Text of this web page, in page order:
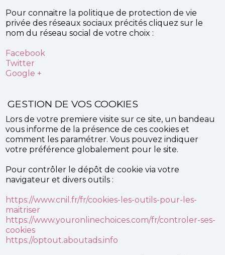
Pour connaitre la politique de protection de vie
privée des réseaux sociaux précités cliquez sur le
nom du réseau social de votre choix :
Facebook
Twitter
Google +
GESTION DE VOS COOKIES
Lors de votre premiere visite sur ce site, un bandeau
vous informe de la présence de ces cookies et
comment les paramétrer. Vous pouvez indiquer
votre préférence globalement pour le site.
Pour contrôler le dépôt de cookie via votre
navigateur et divers outils :
https://www.cnil.fr/fr/cookies-les-outils-pour-les-
maitriser
https://www.youronlinechoices.com/fr/controler-ses-
cookies
https://optout.aboutads.info